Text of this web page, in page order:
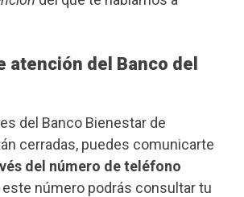
atención del Banco del
del Banco Bienestar de
cerradas, puedes comunicarte
del número de teléfono
este número podrás consultar tu